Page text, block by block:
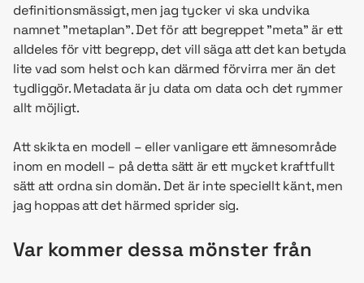
definitionsmässigt, men jag tycker vi ska undvika
namnet ”metaplan”. Det för att begreppet ”meta” är ett
alldeles för vitt begrepp, det vill säga att det kan betyda
lite vad som helst och kan därmed förvirra mer än det
tydliggör. Metadata är ju data om data och det rymmer
allt möjligt.
Att skikta en modell – eller vanligare ett ämnesområde
inom en modell – på detta sätt är ett mycket kraftfullt
sätt att ordna sin domän. Det är inte speciellt känt, men
jag hoppas att det härmed sprider sig.
Var kommer dessa mönster från